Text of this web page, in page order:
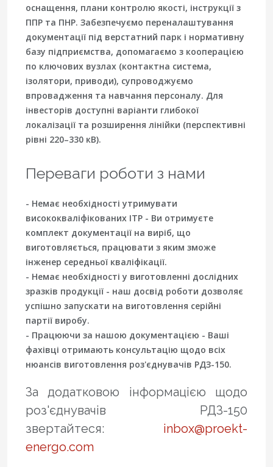
оснащення, плани контролю якості, інструкції з
ППР та ПНР. Забезпечуємо переналаштування
документації під верстатний парк і нормативну
базу підприємства, допомагаємо з кооперацією
по ключових вузлах (контактна система,
ізолятори, приводи), супроводжуємо
впровадження та навчання персоналу. Для
інвесторів доступні варіанти глибокої
локалізації та розширення лінійки (перспективні
рівні 220–330 кВ).
Переваги роботи з нами
- Немає необхідності утримувати
висококваліфікованих ІТР - Ви отримуєте
комплект документації на виріб, що
виготовляється, працювати з яким зможе
інженер середньої кваліфікації.
- Немає необхідності у виготовленні дослідних
зразків продукції - наш досвід роботи дозволяє
успішно запускати на виготовлення серійні
партії виробу.
- Працюючи за нашою документацією - Ваші
фахівці отримають консультацію щодо всіх
нюансів виготовлення роз'єднувачів РДЗ-150.
За додатковою інформацією щодо
роз'єднувачів РДЗ-150
звертайтеся: inbox@proekt-
energo.com